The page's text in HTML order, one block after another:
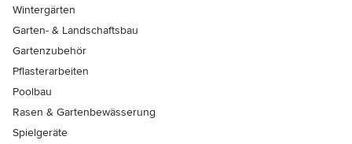
Wintergärten
Garten- & Landschaftsbau
Gartenzubehör
Pflasterarbeiten
Poolbau
Rasen & Gartenbewässerung
Spielgeräte